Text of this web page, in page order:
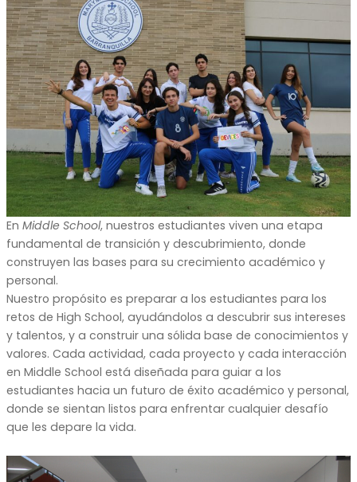
En Middle School, nuestros estudiantes viven una etapa
fundamental de transición y descubrimiento, donde
construyen las bases para su crecimiento académico y
personal.
Nuestro propósito es preparar a los estudiantes para los
retos de High School, ayudándolos a descubrir sus intereses
y talentos, y a construir una sólida base de conocimientos y
valores. Cada actividad, cada proyecto y cada interacción
en Middle School está diseñada para guiar a los
estudiantes hacia un futuro de éxito académico y personal,
donde se sientan listos para enfrentar cualquier desafío
que les depare la vida.